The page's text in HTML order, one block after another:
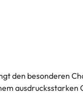
den besonderen